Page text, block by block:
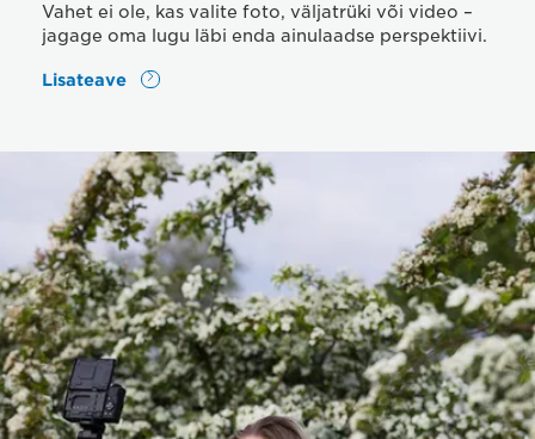
Vahet ei ole, kas valite foto, väljatrüki või video –
jagage oma lugu läbi enda ainulaadse perspektiivi.
Lisateave